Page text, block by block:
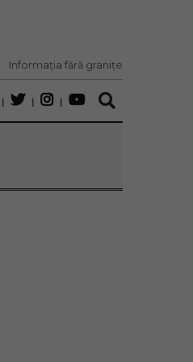
Informația fără granițe